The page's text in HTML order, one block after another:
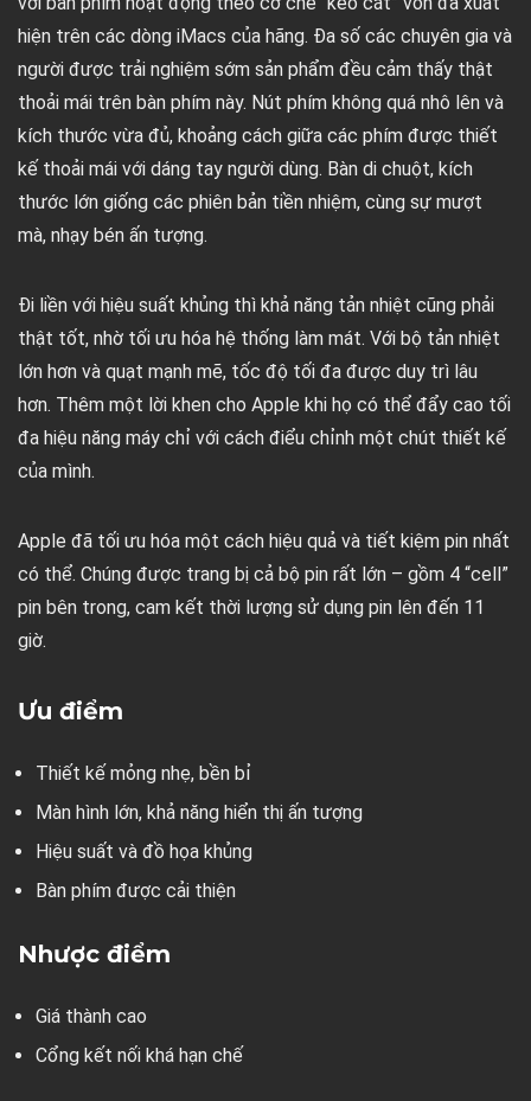
hiện trên các dòng iMacs của hãng. Đa số các chuyên gia và
người được trải nghiệm sớm sản phẩm đều cảm thấy thật
thoải mái trên bàn phím này. Nút phím không quá nhô lên và
kích thước vừa đủ, khoảng cách giữa các phím được thiết
kế thoải mái với dáng tay người dùng. Bàn di chuột, kích
thước lớn giống các phiên bản tiền nhiệm, cùng sự mượt
mà, nhạy bén ấn tượng.
Đi liền với hiệu suất khủng thì khả năng tản nhiệt cũng phải
thật tốt, nhờ tối ưu hóa hệ thống làm mát. Với bộ tản nhiệt
lớn hơn và quạt mạnh mẽ, tốc độ tối đa được duy trì lâu
hơn. Thêm một lời khen cho Apple khi họ có thể đẩy cao tối
đa hiệu năng máy chỉ với cách điểu chỉnh một chút thiết kế
của mình.
Apple đã tối ưu hóa một cách hiệu quả và tiết kiệm pin nhất
có thể. Chúng được trang bị cả bộ pin rất lớn – gồm 4 “cell”
pin bên trong, cam kết thời lượng sử dụng pin lên đến 11
giờ.
Ưu điểm
Thiết kế mỏng nhẹ, bền bỉ
Màn hình lớn, khả năng hiển thị ấn tượng
Hiệu suất và đồ họa khủng
Bàn phím được cải thiện
Nhược điểm
Giá thành cao
Cổng kết nối khá hạn chế